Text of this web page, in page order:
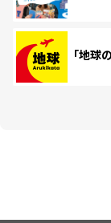
「地球